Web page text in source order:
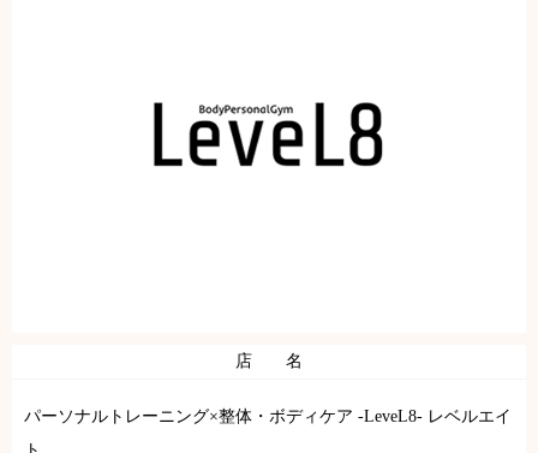
店 名
パーソナルトレーニング×整体・ボディケア -LeveL8- レベルエイ